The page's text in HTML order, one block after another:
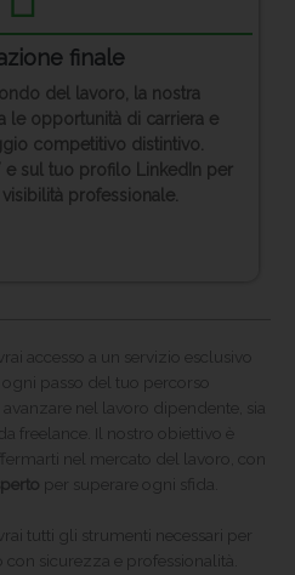
finale
del lavoro, la nostra
le opportunità di carriera e
competitivo distintivo.
e sul tuo profilo LinkedIn per
professionale.
accesso a un servizio esclusivo
passo del tuo percorso
nel lavoro dipendente, sia
freelance. Il nostro obiettivo è
nel mercato del lavoro, con
per superare ogni sfida.
tutti gli strumenti necessari per
sicurezza e professionalità.